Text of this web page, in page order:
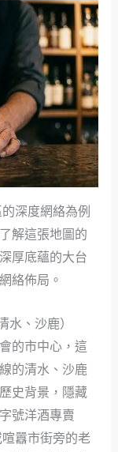
深度網絡為例
解這張地圖的
厚底蘊的大台
絡佈局。
水、沙鹿）
的市中心，這
的清水、沙鹿
史背景，隱藏
號洋酒專賣
囂市街旁的老